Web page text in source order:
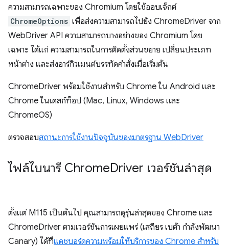
ความสามารถเฉพาะของ Chromium โดยใช้ออบเจ็กต์
ChromeOptions เพื่อส่งความสามารถไปยัง ChromeDriver จาก
WebDriver API ความสามารถบางอย่างของ Chromium โดย
เฉพาะ ได้แก่ ความสามารถในการติดตั้งส่วนขยาย เปลี่ยนประเภท
หน้าต่าง และส่งอาร์กิวเมนต์บรรทัดคำสั่งเมื่อเริ่มต้น
ChromeDriver พร้อมใช้งานสำหรับ Chrome ใน Android และ
Chrome ในเดสก์ท็อป (Mac, Linux, Windows และ
ChromeOS)
ตรวจสอบสถานะการใช้งานปัจจุบันของมาตรฐาน WebDriver
ไฟล์ไบนารี ChromeDriver เวอร์ชันล่าสุด
ตั้งแต่ M115 เป็นต้นไป คุณสามารถดูรุ่นล่าสุดของ Chrome และ
ChromeDriver ตามเวอร์ชันการเผยแพร่ (เสถียร เบต้า กำลังพัฒนา
Canary) ได้ที่แดชบอร์ดความพร้อมให้บริการของ Chrome สําหรับ